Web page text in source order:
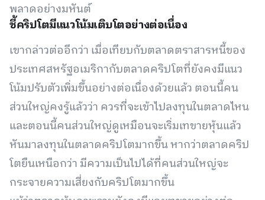
พลาดอย่างมหันต์
ชี้คริปโตมีแนวโน้มเติบโตอย่างต่อเนื่อง
เขากล่าวต่ออีกว่า เมื่อเทียบกับตลาดตราสารหนี้ของ
ประเทศสหรัฐอเมริกากับตลาดคริปโตที่ยังคงมีแนว
โน้มปรับตัวเพิ่มขึ้นอย่างต่อเนื่องด้วยแล้ว ตอนนี้คน
ส่วนใหญ่คงรู้แล้วว่า ควรที่จะเข้าไปลงทุนในตลาดไหน
และตอนนี้คนส่วนใหญ่ดูเหมือนจะเริ่มเทขายหุ้นแล้ว
หันมาลงทุนในตลาดคริปโตมากขึ้น หากว่าตลาดคริป
โตยืนเหนือกว่า มีความเป็นไปได้ที่คนส่วนใหญ่จะ
กระจายความเสี่ยงกับคริปโตมากขึ้น